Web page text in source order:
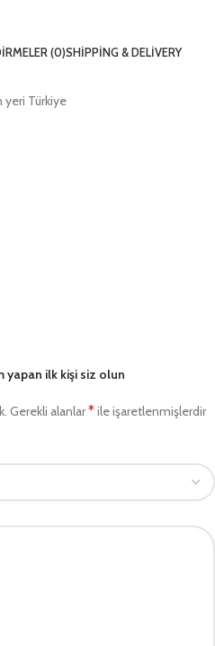
(0)SHIPPING & DELIVERY
Türkiye
yapan ilk kişi siz olun
Gerekli alanlar*ile işaretlenmişlerdir